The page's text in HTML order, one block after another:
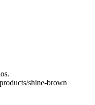
shine-brown